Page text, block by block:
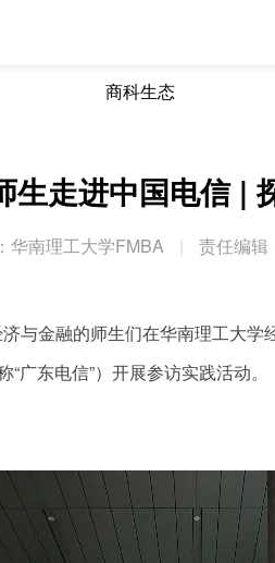
商科生态
生走进中国电信 |
华南理工大学FMBA 责任编辑
与金融的师生们在华南理工大
广东电信”）开展参访实践活动。